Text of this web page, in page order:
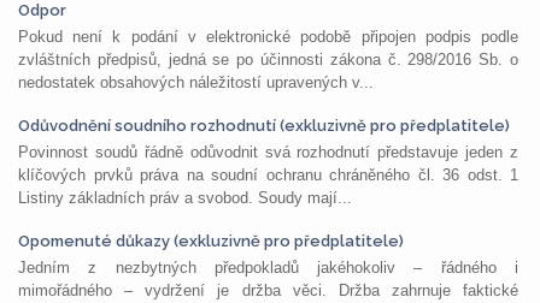
Odpor
Pokud není k podání v elektronické podobě připojen podpis podle
zvláštních předpisů, jedná se po účinnosti zákona č. 298/2016 Sb. o
nedostatek obsahových náležitostí upravených v...
Odůvodnění soudního rozhodnutí (exkluzivně pro předplatitele)
Povinnost soudů řádně odůvodnit svá rozhodnutí představuje jeden z
klíčových prvků práva na soudní ochranu chráněného čl. 36 odst. 1
Listiny základních práv a svobod. Soudy mají...
Opomenuté důkazy (exkluzivně pro předplatitele)
Jedním z nezbytných předpokladů jakéhokoliv – řádného i
mimořádného – vydržení je držba věci. Držba zahrnuje faktické